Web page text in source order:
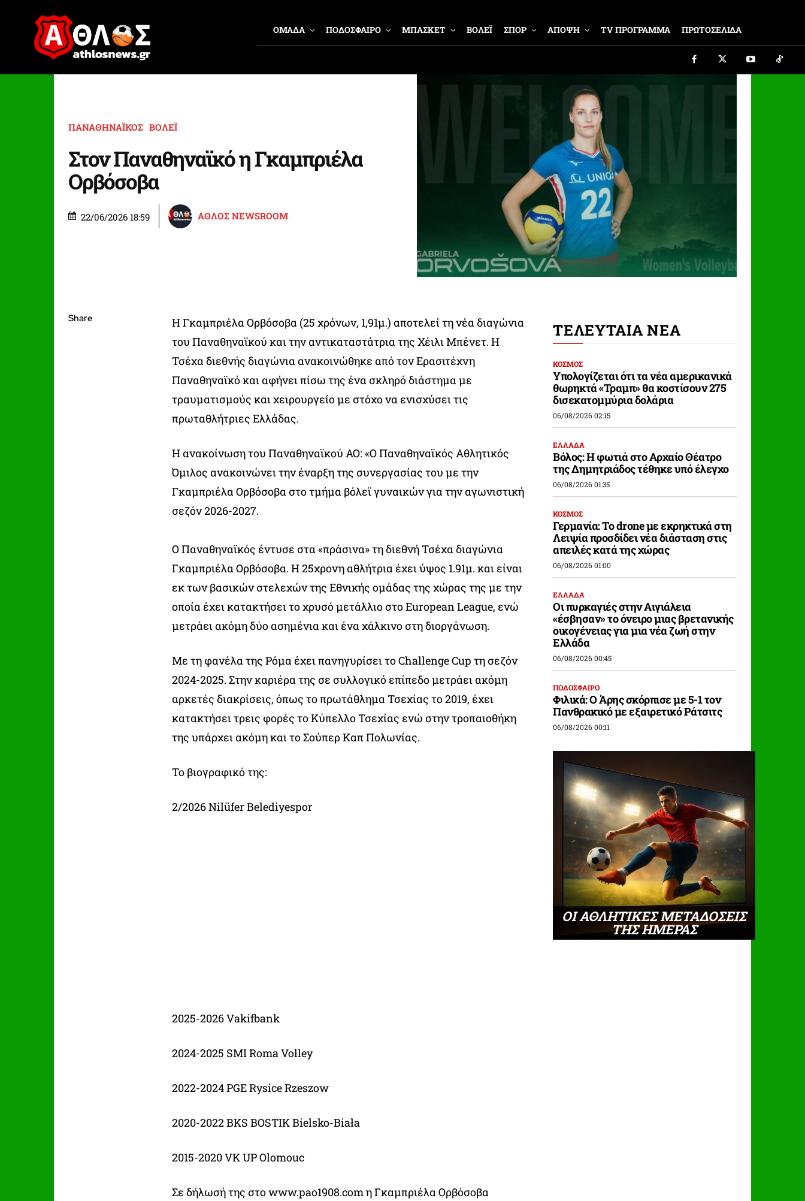
ΟΜΑΔΑ ΠΟΔΟΣΦΑΙΡΟ ΜΠΑΣΚΕΤ ΒΟΛΕΪ ΣΠΟΡ ΑΠΟΨΗ TV ΠΡΟΓΡΑΜΜΑ ΠΡΩΤΟΣΕΛΙΔΑ
ΠΑΝΑΘΗΝΑΪΚΟΣ ΒΟΛΕΪ
Στον Παναθηναϊκό η Γκαμπριέλα
Ορβόσοβα
22/06/2026 18:59 ΑΘΛΟΣ NEWSROOM
Share
Η Γκαμπριέλα Ορβόσοβα (25 χρόνων, 1,91μ.) αποτελεί τη νέα διαγώνια
του Παναθηναϊκού και την αντικαταστάτρια της Χέιλι Μπένετ. Η
Τσέχα διεθνής διαγώνια ανακοινώθηκε από τον Ερασιτέχνη
Παναθηναϊκό και αφήνει πίσω της ένα σκληρό διάστημα με
τραυματισμούς και χειρουργείο με στόχο να ενισχύσει τις
πρωταθλήτριες Ελλάδας.
Η ανακοίνωση του Παναθηναϊκού ΑΟ: «Ο Παναθηναϊκός Αθλητικός
Όμιλος ανακοινώνει την έναρξη της συνεργασίας του με την
Γκαμπριέλα Ορβόσοβα στο τμήμα βόλεϊ γυναικών για την αγωνιστική
σεζόν 2026-2027.
Ο Παναθηναϊκός έντυσε στα «πράσινα» τη διεθνή Τσέχα διαγώνια
Γκαμπριέλα Ορβόσοβα. Η 25χρονη αθλήτρια έχει ύψος 1.91μ. και είναι
εκ των βασικών στελεχών της Εθνικής ομάδας της χώρας της με την
οποία έχει κατακτήσει το χρυσό μετάλλιο στο European League, ενώ
μετράει ακόμη δύο ασημένια και ένα χάλκινο στη διοργάνωση.
Με τη φανέλα της Ρόμα έχει πανηγυρίσει το Challenge Cup τη σεζόν
2024-2025. Στην καριέρα της σε συλλογικό επίπεδο μετράει ακόμη
αρκετές διακρίσεις, όπως το πρωτάθλημα Τσεχίας το 2019, έχει
κατακτήσει τρεις φορές το Κύπελλο Τσεχίας ενώ στην τροπαιοθήκη
της υπάρχει ακόμη και το Σούπερ Καπ Πολωνίας.
Το βιογραφικό της:
2/2026 Nilüfer Belediyespor
2025-2026 Vakifbank
2024-2025 SMI Roma Volley
2022-2024 PGE Rysice Rzeszow
2020-2022 BKS BOSTIK Bielsko-Biała
2015-2020 VK UP Olomouc
Σε δήλωσή της στο www.pao1908.com η Γκαμπριέλα Ορβόσοβα
ΤΕΛΕΥΤΑΙΑ ΝΕΑ
ΚΟΣΜΟΣ
Υπολογίζεται ότι τα νέα αμερικανικά
θωρηκτά «Τραμπ» θα κοστίσουν 275
δισεκατομμύρια δολάρια
06/08/2026 02:15
ΕΛΛΑΔΑ
Βόλος: Η φωτιά στο Αρχαίο Θέατρο
της Δημητριάδος τέθηκε υπό έλεγχο
06/08/2026 01:35
ΚΟΣΜΟΣ
Γερμανία: Το drone με εκρηκτικά στη
Λειψία προσδίδει νέα διάσταση στις
απειλές κατά της χώρας
06/08/2026 01:00
ΕΛΛΑΔΑ
Οι πυρκαγιές στην Αιγιάλεια
«έσβησαν» το όνειρο μιας βρετανικής
οικογένειας για μια νέα ζωή στην
Ελλάδα
06/08/2026 00:45
ΠΟΔΟΣΦΑΙΡΟ
Φιλικά: Ο Άρης σκόρπισε με 5-1 τον
Πανθρακικό με εξαιρετικό Ράτσιτς
06/08/2026 00:11
ΟΙ ΑΘΛΗΤΙΚΕΣ ΜΕΤΑΔΟΣΕΙΣ
ΤΗΣ ΗΜΕΡΑΣ